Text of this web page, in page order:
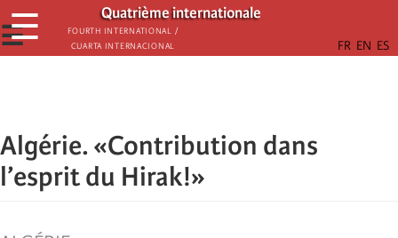
Skip
to
main
Quatrième internationale
Fourth International /
Cuarta Internacional
☰
☰
Algérie. «Contribution dans
l’esprit du Hirak!»